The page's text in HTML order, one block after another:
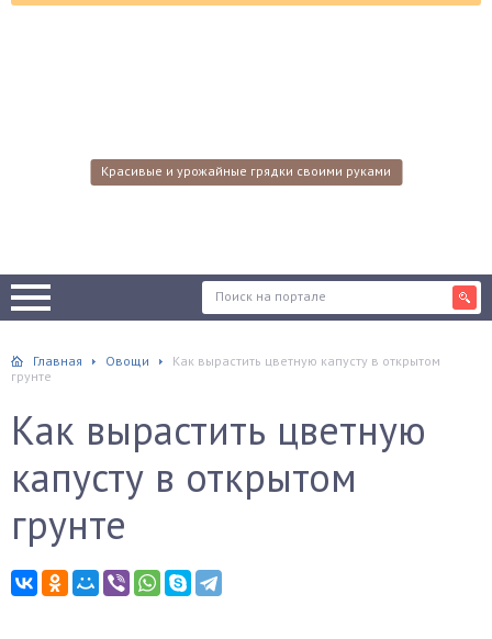
Красивые и урожайные грядки своими руками
Главная Овощи
Как вырастить цветную капусту в открытом
грунте
Как вырастить цветную
капусту в открытом
грунте